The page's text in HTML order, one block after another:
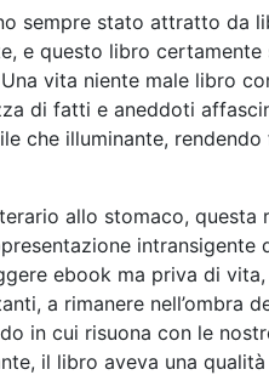
sempre stato attratto da
e questo libro
vita niente male libro
di fatti e aneddoti
che illuminante,
allo stomaco,
intransigente
ebook ma priva di
a rimanere nell’ombra
in cui risuona con le
il libro aveva una